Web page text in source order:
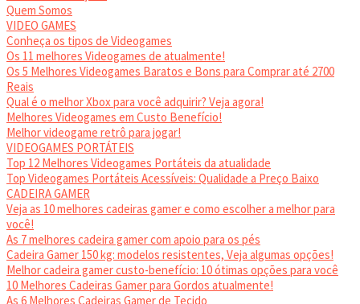
Quem Somos
VIDEO GAMES
Conheça os tipos de Videogames
Os 11 melhores Videogames de atualmente!
Os 5 Melhores Videogames Baratos e Bons para Comprar até 2700
Reais
Qual é o melhor Xbox para você adquirir? Veja agora!
Melhores Videogames em Custo Benefício!
Melhor videogame retrô para jogar!
VIDEOGAMES PORTÁTEIS
Top 12 Melhores Videogames Portáteis da atualidade
Top Videogames Portáteis Acessíveis: Qualidade a Preço Baixo
CADEIRA GAMER
Veja as 10 melhores cadeiras gamer e como escolher a melhor para
você!
As 7 melhores cadeira gamer com apoio para os pés
Cadeira Gamer 150 kg: modelos resistentes, Veja algumas opções!
Melhor cadeira gamer custo-benefício: 10 ótimas opções para você
10 Melhores Cadeiras Gamer para Gordos atualmente!
As 6 Melhores Cadeiras Gamer de Tecido